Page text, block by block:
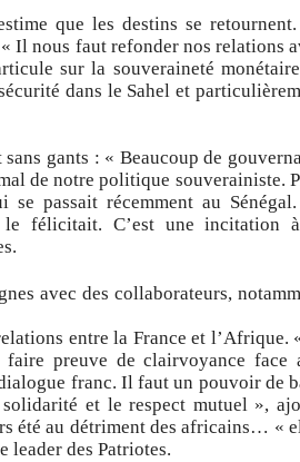
que les destins se retournent.
Il nous faut refonder nos relations
sur la souveraineté
dans le Sahel et
gants : « Beaucoup de
de notre politique souverainiste.
passait récemment au
félicitait. C’est une incitation
avec des collaborateurs,
entre la France et l’Afrique.
preuve de clairvoyance face
franc. Il faut un pouvoir de
et le respect mutuel »,
été au détriment des africains… «
leader des Patriotes.